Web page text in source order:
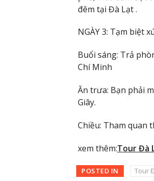
đêm tại Đà Lạt .
NGÀY 3: Tạm biệt
Buổi sáng: Trả
Chí Minh
Ăn trưa: Bạn phải
Giây.
Chiều: Tham quan
xem thêm:Tour Đà
POSTED IN Tour